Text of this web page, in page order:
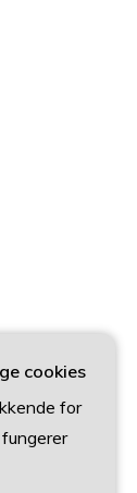
cookies
for